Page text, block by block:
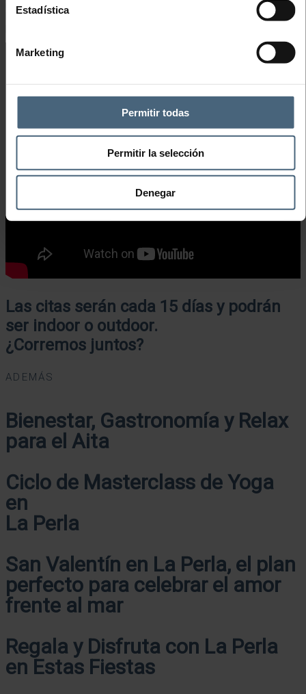
Estadística
Marketing
Permitir todas
Permitir la selección
Denegar
últimamente pero que hay que saber practicar. Así, en la Escuela de
Running La Perla te asesoramos para que correr no se vuelva una
Las citas serán cada 15 días y podrán
ser indoor o outdoor.
¿Corremos juntos?
ADEMÁS
Bienestar, Gastronomía y Relax
para el Aita
Ciclo de Masterclass de Yoga
en
La Perla
San Valentín en La Perla, el plan
perfecto para celebrar el amor
frente al mar
Regala y Disfruta con La Perla
en Estas Fiestas